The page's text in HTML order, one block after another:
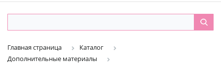
Главная страница
Каталог
Дополнительные материалы